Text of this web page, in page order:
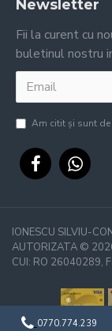
Newsletter
Fii la curent cu
buletinul nostru
Am citit şi sunt
IONESCU SILVIU-
AUTORIZATA ©
CUI: RO 26040289,
0770.774.239